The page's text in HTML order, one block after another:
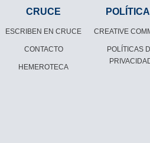
CRUCE
ESCRIBEN EN CRUCE
CONTACTO
HEMEROTECA
CREATIVE
POLÍTICAS